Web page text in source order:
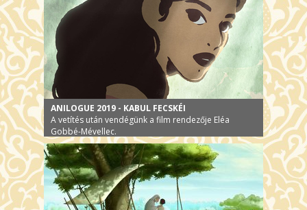
ANILOGUE 2019 - KABUL FECSKÉI
A vetítés után vendégünk a film rendezője Eléa
Gobbé-Mévellec.